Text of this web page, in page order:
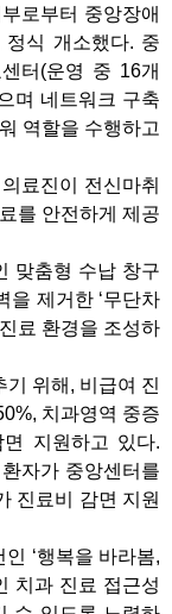
로부터 중앙장애
정식 개소했다. 중
터(운영 중 16개
며 네트워크 구축
역할을 수행하고
료진이 전신마취
를 안전하게 제공
맞춤형 수납 창구
을 제거한 ‘무단차
료 환경을 조성하
위해, 비급여 진
치과영역 중증
지원하고 있다.
자가 중앙센터를
진료비 감면 지원
‘행복을 바라봄,
치과 진료 접근성